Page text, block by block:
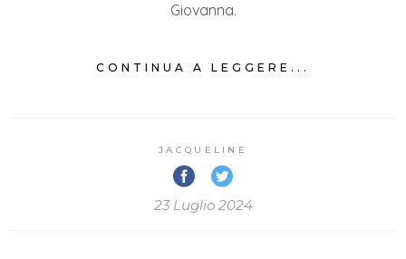
Giovanna.
CONTINUA A LEGGERE...
JACQUELINE
23 Luglio 2024